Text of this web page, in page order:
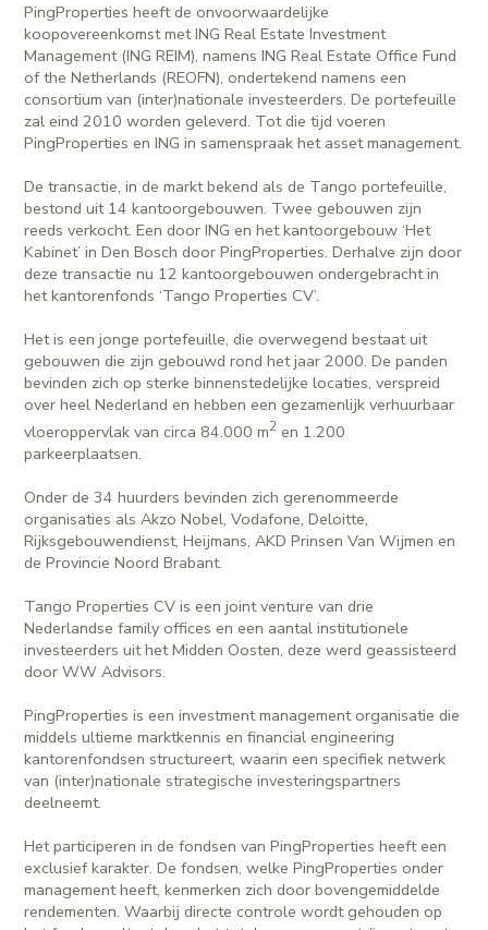
PingProperties heeft de onvoorwaardelijke
koopovereenkomst met ING Real Estate Investment
Management (ING REIM), namens ING Real Estate Office Fund
of the Netherlands (REOFN), ondertekend namens een
consortium van (inter)nationale investeerders. De portefeuille
zal eind 2010 worden geleverd. Tot die tijd voeren
PingProperties en ING in samenspraak het asset management.
De transactie, in de markt bekend als de Tango portefeuille,
bestond uit 14 kantoorgebouwen. Twee gebouwen zijn
reeds verkocht. Een door ING en het kantoorgebouw ‘Het
Kabinet’ in Den Bosch door PingProperties. Derhalve zijn door
deze transactie nu 12 kantoorgebouwen ondergebracht in
het kantorenfonds ‘Tango Properties CV’.
Het is een jonge portefeuille, die overwegend bestaat uit
gebouwen die zijn gebouwd rond het jaar 2000. De panden
bevinden zich op sterke binnenstedelijke locaties, verspreid
over heel Nederland en hebben een gezamenlijk verhuurbaar
vloeroppervlak van circa 84.000 m2 en 1.200
parkeerplaatsen.
Onder de 34 huurders bevinden zich gerenommeerde
organisaties als Akzo Nobel, Vodafone, Deloitte,
Rijksgebouwendienst, Heijmans, AKD Prinsen Van Wijmen en
de Provincie Noord Brabant.
Tango Properties CV is een joint venture van drie
Nederlandse family offices en een aantal institutionele
investeerders uit het Midden Oosten, deze werd geassisteerd
door WW Advisors.
PingProperties is een investment management organisatie die
middels ultieme marktkennis en financial engineering
kantorenfondsen structureert, waarin een specifiek netwerk
van (inter)nationale strategische investeringspartners
deelneemt.
Het participeren in de fondsen van PingProperties heeft een
exclusief karakter. De fondsen, welke PingProperties onder
management heeft, kenmerken zich door bovengemiddelde
rendementen. Waarbij directe controle wordt gehouden op